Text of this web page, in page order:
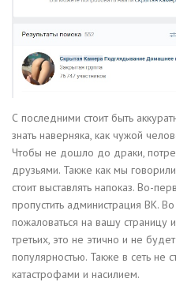
С последними стоит быть
знать наверняка, как чужой
Чтобы не дошло до драки,
друзьями. Также как мы
стоит выставлять напоказ. Во-
пропустить администрация ВК.
пожаловаться на вашу страницу
третьих, это не этично и не
популярностью. Также в сеть не
катастрофами и насилием.